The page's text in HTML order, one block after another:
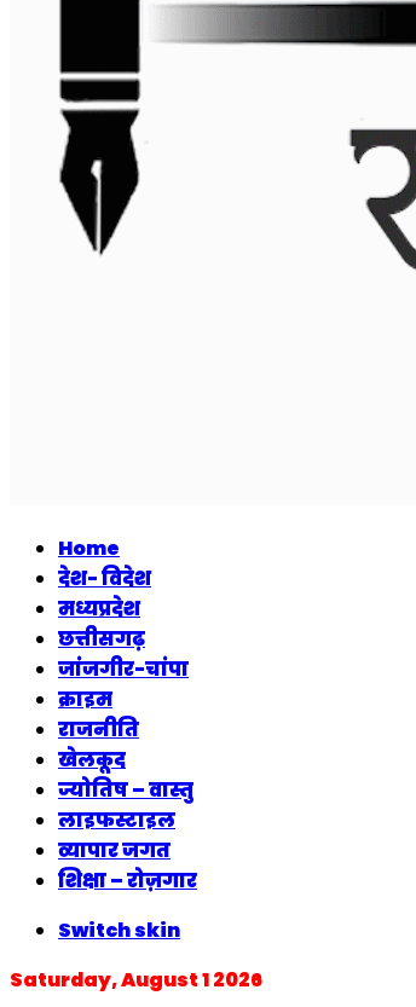
Home
देश- विदेश
मध्यप्रदेश
छत्तीसगढ़
जांजगीर-चांपा
क्राइम
राजनीति
खेलकूद
ज्योतिष – वास्तु
लाइफस्टाइल
व्यापार जगत
शिक्षा – रोज़गार
Switch skin
Saturday, August 1 2026